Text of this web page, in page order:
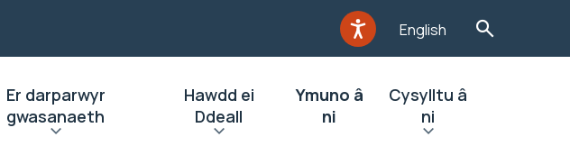
English
Er darparwyr
gwasanaeth
Hawdd ei
Ddeall
Ymuno â
ni
Cysylltu â
ni